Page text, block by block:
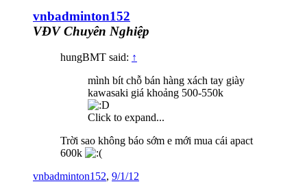
vnbadminton152
VĐV Chuyên Nghiệp
hungBMT said: ↑
mình bít chỗ bán hàng xách tay giày
kawasaki giá khoảng 500-550k
Click to expand...
Trời sao không báo sớm e mới mua cái apact
600k
vnbadminton152, 9/1/12